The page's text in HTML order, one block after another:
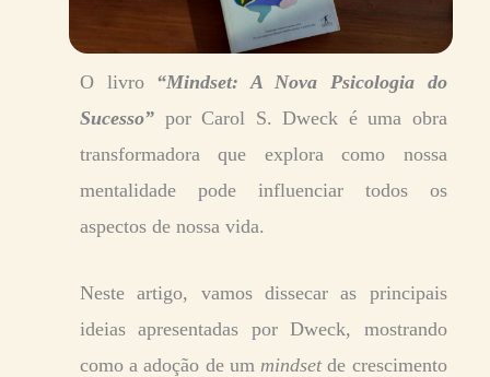
O livro “Mindset: A Nova Psicologia do
Sucesso” por Carol S. Dweck é uma obra
transformadora que explora como nossa
mentalidade pode influenciar todos os
aspectos de nossa vida.
Neste artigo, vamos dissecar as principais
ideias apresentadas por Dweck, mostrando
como a adoção de um mindsetde crescimento